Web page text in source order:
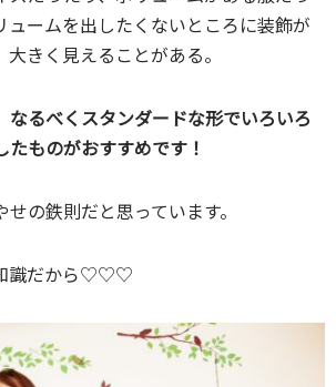
ュームを出したくないところに装飾が
きく見えることがある。
なるべくスタンダードな形でいろいろ
ものがおすすめです！
の鉄則だと思っています。
識だから♡♡♡